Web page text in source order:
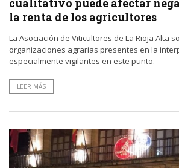
cualitativo puede afectar
la renta de los agricultores
La Asociación de Viticultores de La Rioja Alta
organizaciones agrarias presentes en la
especialmente vigilantes en este punto.
LEER MÁS